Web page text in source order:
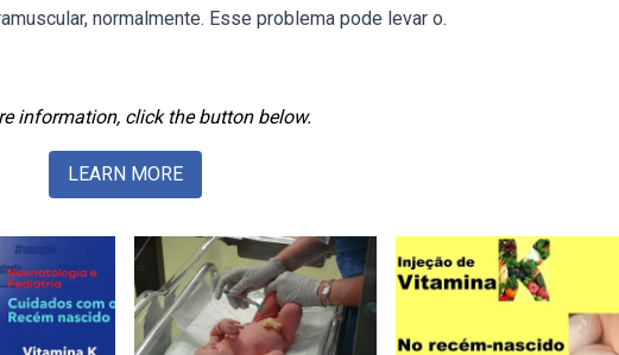
normalmente. Esse problema pode levar o.
information, click the button below.
LEARN MORE